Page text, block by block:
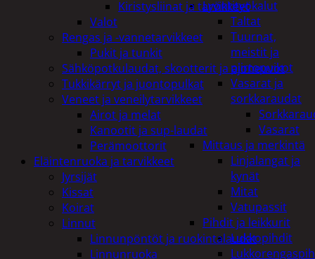
Lyöntityökalut
Taltat
Tuurnat,
meistit ja
piirtopuikot
Vasarat ja
sorkkaraudat
Vasarat
Mittaus ja merkintä
Linjalangat ja
kynät
Mitat
Vatupassit
Pihdit ja leikkurit
Lukkopihdit
Kiristysliinat ja tarvikkeet
Valot
Rengas ja -vannetarvikkeet
Pukit ja tunkit
Sähköpotkulaudat, skootterit ja ajoneuvot
Tukkikärryt ja juontopulkat
Veneet ja veneilytarvikkeet
Airot ja melat
Kanootit ja sup-laudat
Perämoottorit
Eläintenruoka ja tarvikkeet
Jyrsijät
Kissat
Koirat
Linnut
Linnunpöntöt ja ruokintalaudat
Linnunruoka